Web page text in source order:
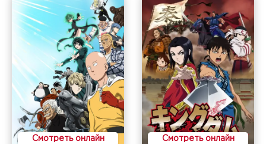
Смотреть онлайн Смотреть онлайн